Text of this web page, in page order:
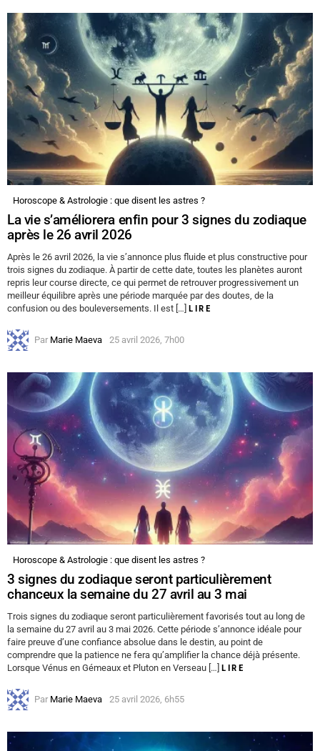
Horoscope & Astrologie : que disent les astres ?
La vie s’améliorera enfin pour 3 signes du zodiaque
après le 26 avril 2026
Après le 26 avril 2026, la vie s’annonce plus fluide et plus constructive pour
trois signes du zodiaque. À partir de cette date, toutes les planètes auront
repris leur course directe, ce qui permet de retrouver progressivement un
meilleur équilibre après une période marquée par des doutes, de la
confusion ou des bouleversements. Il est […] LIRE
Par Marie Maeva 25 avril 2026, 7h00
Horoscope & Astrologie : que disent les astres ?
3 signes du zodiaque seront particulièrement
chanceux la semaine du 27 avril au 3 mai
Trois signes du zodiaque seront particulièrement favorisés tout au long de
la semaine du 27 avril au 3 mai 2026. Cette période s’annonce idéale pour
faire preuve d’une confiance absolue dans le destin, au point de
comprendre que la patience ne fera qu’amplifier la chance déjà présente.
Lorsque Vénus en Gémeaux et Pluton en Verseau […] LIRE
Par Marie Maeva 25 avril 2026, 6h55